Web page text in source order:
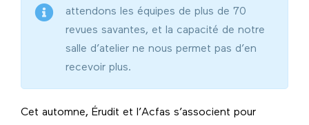
attendons les équipes de plus de 70
revues savantes, et la capacité de notre
salle d’atelier ne nous permet pas d’en
recevoir plus.
Cet automne, Érudit et l’Acfas s’associent pour